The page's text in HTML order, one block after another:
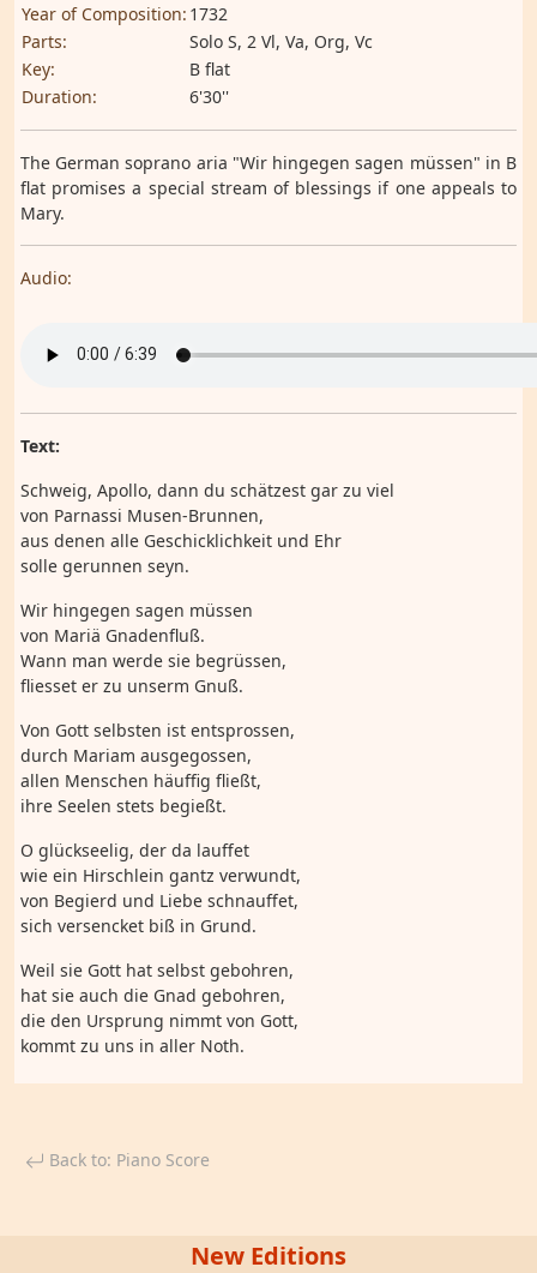
Year of Composition: 1732
Parts:
Solo S, 2 Vl, Va, Org, Vc
Key:
B flat
Duration:
6'30''
The German soprano aria "Wir hingegen sagen müssen" in B
flat promises a special stream of blessings if one appeals to
Mary.
Audio:
Text:
Schweig, Apollo, dann du schätzest gar zu viel
von Parnassi Musen-Brunnen,
aus denen alle Geschicklichkeit und Ehr
solle gerunnen seyn.
Wir hingegen sagen müssen
von Mariä Gnadenfluß.
Wann man werde sie begrüssen,
fliesset er zu unserm Gnuß.
Von Gott selbsten ist entsprossen,
durch Mariam ausgegossen,
allen Menschen häuffig fließt,
ihre Seelen stets begießt.
O glückseelig, der da lauffet
wie ein Hirschlein gantz verwundt,
von Begierd und Liebe schnauffet,
sich versencket biß in Grund.
Weil sie Gott hat selbst gebohren,
hat sie auch die Gnad gebohren,
die den Ursprung nimmt von Gott,
kommt zu uns in aller Noth.
Back to: Piano Score
New Editions